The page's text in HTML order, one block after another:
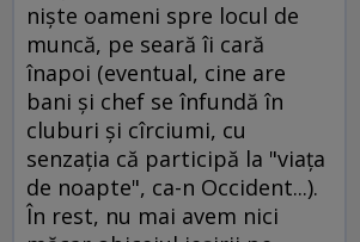
nişte oameni spre locul de
muncă, pe seară îi cară
înapoi (eventual, cine are
bani şi chef se înfundă în
cluburi şi cîrciumi, cu
senzaţia că participă la "viaţa
de noapte", ca-n Occident...).
În rest, nu mai avem nici